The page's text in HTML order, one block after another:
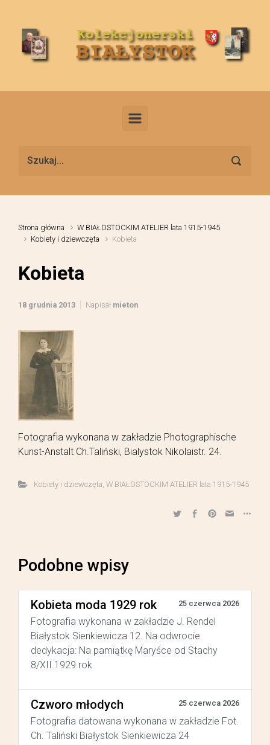
Strona główna
W BIAŁOSTOCKIM ATELIER lata 1915-1945
Kobiety i dziewczęta
Kobieta
Kobieta
18 grudnia 2013 Napisał mieton
Fotografia wykonana w zakładzie Photographische
Kunst-Anstalt Ch.Taliński, Bialystok Nikolaistr. 24.
Kobiety i dziewczęta W BIAŁOSTOCKIM ATELIER lata 1915-1945
Podobne wpisy
Kobieta moda 1929 rok 25 czerwca 2026
Fotografia wykonana w zakładzie J. Rendel
Białystok Sienkiewicza 12. Na odwrocie
dedykacja: Na pamiątkę Maryśce od Stachy
8/XII.1929 rok
Czworo młodych 25 czerwca 2026
Fotografia datowana wykonana w zakładzie Fot.
Ch. Taliński Białystok Sienkiewicza 24